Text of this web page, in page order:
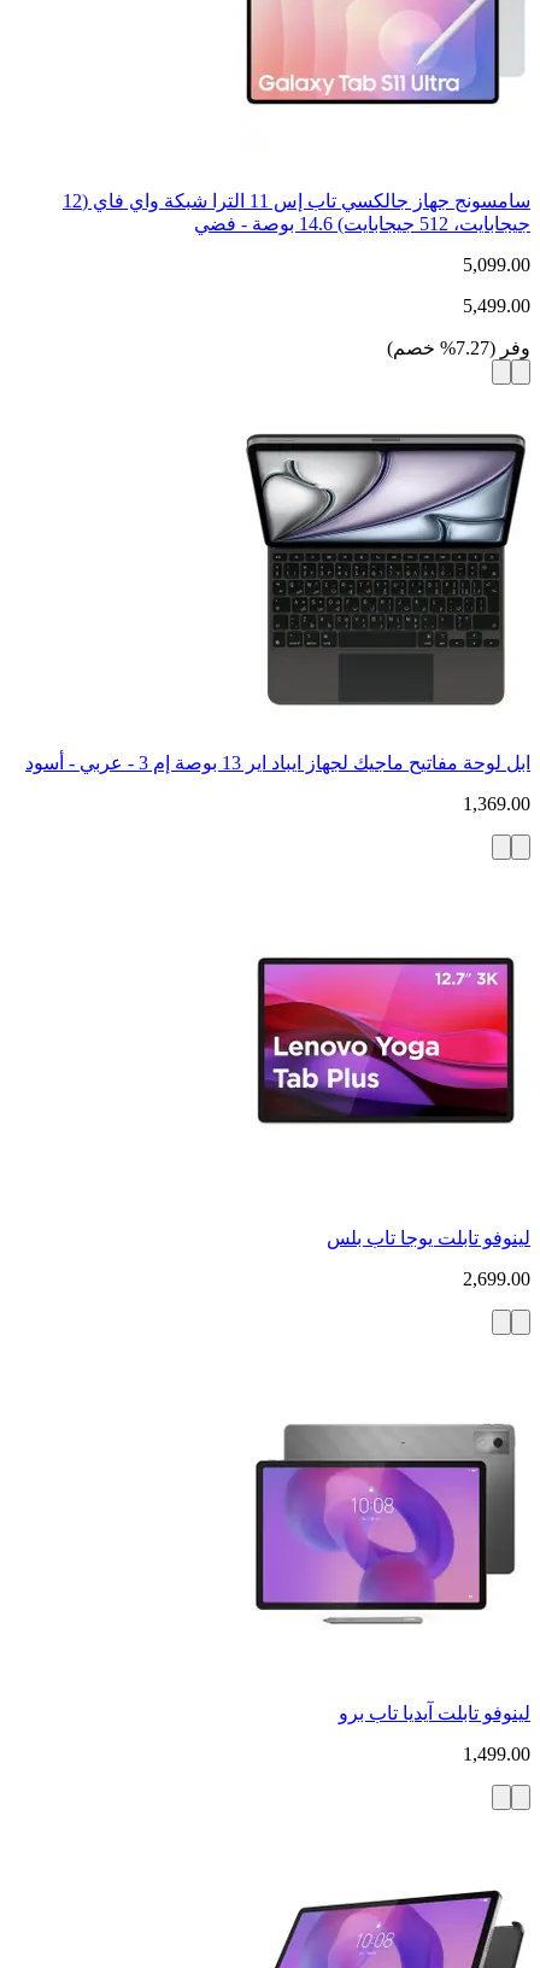
سامسونج جهاز جالكسي تاب إس 11 الترا شبكة واي فاي (12
جيجابايت، 512 جيجابايت) 14.6 بوصة - فضي
5,099.00
5,499.00
وفر (
7.27
% خصم)
ابل لوحة مفاتيح ماجيك لجهاز ايباد اير 13 بوصة إم 3 - عربي - أسود
1,369.00
لينوفو تابلت يوجا تاب بلس
2,699.00
لينوفو تابلت آيديا تاب برو
1,499.00